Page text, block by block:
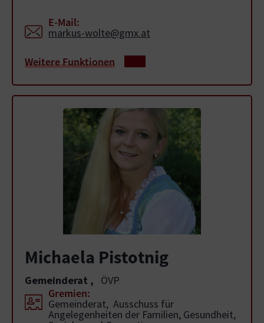
E-Mail:
markus-wolte@gmx.at
Weitere Funktionen
Michaela Pistotnig
Gemeinderat ,
ÖVP
Gremien:
Gemeinderat, Ausschuss für
Angelegenheiten der Familien, Gesundheit,